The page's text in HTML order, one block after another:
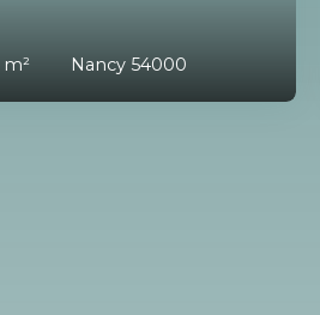
m² Nancy 54000